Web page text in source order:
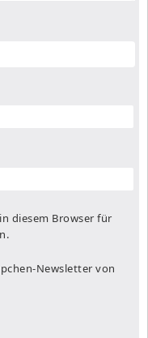
diesem Browser für
Newsletter von